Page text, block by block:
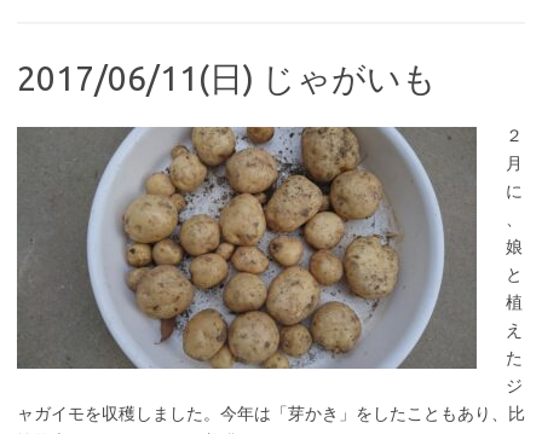
2017/06/11(日) じゃがいも
２
月
に
娘
と
植
え
た
ジ
ャガイモを収穫しました。今年は「芽かき」をしたこともあり、比